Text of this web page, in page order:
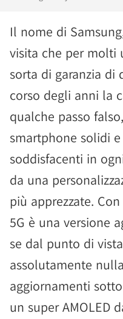
Il nome di
visita che per molti
sorta di garanzia di
corso degli anni la
qualche passo
smartphone solidi
soddisfacenti in
da una
più apprezzate.
5G è una versione
se dal punto di
assolutamente
aggiornamenti
un super AMOLED